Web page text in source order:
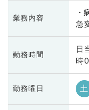
業務内容
急
勤務時間
日
時
勤務曜日 土